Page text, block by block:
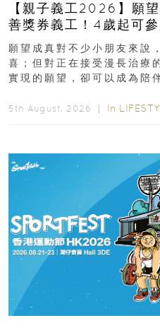
【親子義工2026】願
善獎券義工！4歲起可
新界
願望成真對不少小朋友來說
喜；但對正在接受漫長治療
實現的願望，卻可以成為陪
5th August, 2026 ｜ In